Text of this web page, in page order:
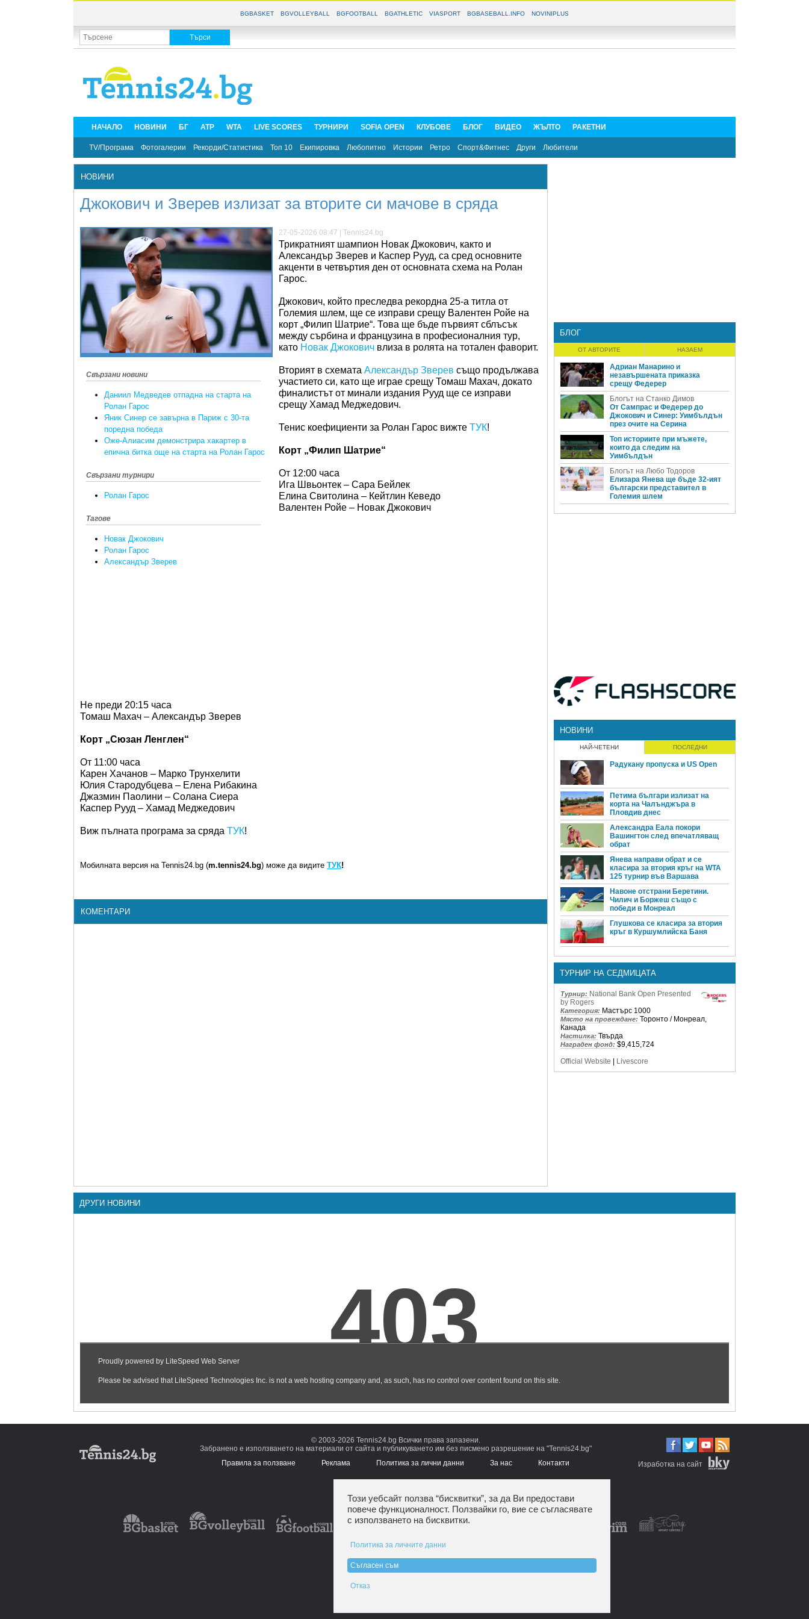
BGBASKET BGVOLLEYBALL BGFOOTBALL BGATHLETIC VIASPORT BGBASEBALL.INFO NOVINIPLUS
НАЧАЛО НОВИНИ БГ ATP WTA LIVE SCORES ТУРНИРИ SOFIA OPEN КЛУБОВЕ БЛОГ ВИДЕО ЖЪЛТО РАКЕТНИ
TV/Програма Фотогалерии Рекорди/Статистика Топ 10 Екипировка Любопитно Истории Ретро Спорт&Фитнес Други Любители
НОВИНИ
Джокович и Зверев излизат за вторите си мачове в сряда
Свързани новини
Даниил Медведев отпадна на старта на
Ролан Гарос
Яник Синер се завърна в Париж с 30-та
поредна победа
Оже-Алиасим демонстрира хакартер в
епична битка още на старта на Ролан Гарос
Свързани турнири
Ролан Гарос
Тагове
Новак Джокович
Ролан Гарос
Александър Зверев
27-05-2026 08:47 | Tennis24.bg
Трикратният шампион Новак Джокович, както и
Александър Зверев и Каспер Рууд, са сред основните
акценти в четвъртия ден от основната схема на Ролан
Гарос.
Джокович, който преследва рекордна 25-а титла от
Големия шлем, ще се изправи срещу Валентен Ройе на
корт „Филип Шатрие“. Това ще бъде първият сблъсък
между сърбина и французина в професионалния тур,
като Новак Джокович влиза в ролята на тотален фаворит.
Вторият в схемата Александър Зверев също продължава
участието си, като ще играе срещу Томаш Махач, докато
финалистът от минали издания Рууд ще се изправи
срещу Хамад Меджедович.
Тенис коефициенти за Ролан Гарос вижте ТУК!
Корт „Филип Шатрие“
От 12:00 часа
Ига Швьонтек – Сара Бейлек
Елина Свитолина – Кейтлин Кеведо
Валентен Ройе – Новак Джокович
Не преди 20:15 часа
Томаш Махач – Александър Зверев
Корт „Сюзан Ленглен“
От 11:00 часа
Карен Хачанов – Марко Трунхелити
Юлия Стародубцева – Елена Рибакина
Джазмин Паолини – Солана Сиера
Каспер Рууд – Хамад Меджедович
Виж пълната програма за сряда ТУК!
Мобилната версия на Tennis24.bg (m.tennis24.bg) може да видите ТУК!
КОМЕНТАРИ
БЛОГ
ОТ АВТОРИТЕ НАЗАЕМ
Адриан Манарино и
незавършената приказка
срещу Федерер
Блогът на Станко Димов
От Сампрас и Федерер до
Джокович и Синер: Уимбълдън
през очите на Серина
Топ историите при мъжете,
които да следим на
Уимбълдън
Блогът на Любо Тодоров
Елизара Янева ще бъде 32-ият
български представител в
Големия шлем
НОВИНИ
НАЙ-ЧЕТЕНИ ПОСЛЕДНИ
Радукану пропуска и US Open
Петима българи излизат на
корта на Чалънджъра в
Пловдив днес
Александра Еала покори
Вашингтон след впечатляващ
обрат
Янева направи обрат и се
класира за втория кръг на WTA
125 турнир във Варшава
Навоне отстрани Беретини.
Чилич и Боржеш също с
победи в Монреал
Глушкова се класира за втория
кръг в Куршумлийска Баня
ТУРНИР НА СЕДМИЦАТА
Турнир: National Bank Open Presented
by Rogers
Категория: Мастърс 1000
Място на провеждане: Торонто / Монреал,
Канада
Настилка: Твърда
Награден фонд: $9,415,724
Official Website
Livescore
ДРУГИ НОВИНИ
© 2003-2026 Tennis24.bg Всички права запазени.
Забранено е използването на материали от сайта и публикуването им без писмено разрешение на "Tennis24.bg"
Правила за ползване
Реклама Политика за лични данни За нас Контакти Изработка на сайт
Този уебсайт ползва “бисквитки”, за да Ви предостави
повече функционалност. Ползвайки го, вие се съгласявате
с използването на бисквитки.
Политика за личните данни
Съгласен съм
Отказ